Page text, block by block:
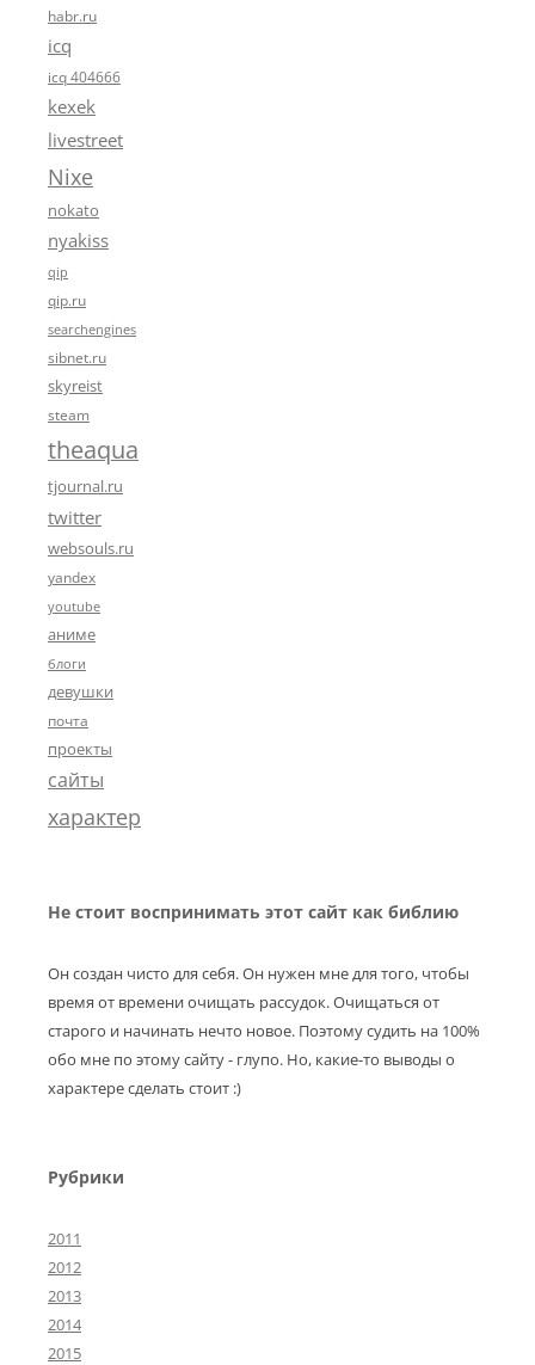
habr.ru
icq
icq 404666
kexek
livestreet
Nixe
nokato
nyakiss
qip
qip.ru
searchengines
sibnet.ru
skyreist
steam
theaqua
tjournal.ru
twitter
websouls.ru
yandex
youtube
аниме
блоги
девушки
почта
проекты
сайты
характер
Не стоит воспринимать этот сайт как библию
Он создан чисто для себя. Он нужен мне для того, чтобы
время от времени очищать рассудок. Очищаться от
старого и начинать нечто новое. Поэтому судить на 100%
обо мне по этому сайту - глупо. Но, какие-то выводы о
характере сделать стоит :)
Рубрики
2011
2012
2013
2014
2015